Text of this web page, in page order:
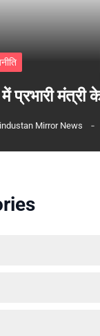
में प्रभारी
Mirror News